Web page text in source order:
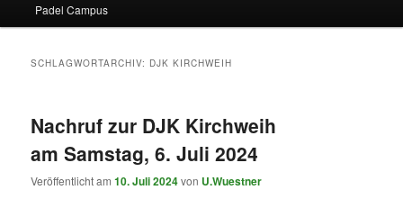
Padel Campus
SCHLAGWORTARCHIV: DJK KIRCHWEIH
Nachruf zur DJK Kirchweih
am Samstag, 6. Juli 2024
Veröffentlicht am10. Juli 2024von U.Wuestner